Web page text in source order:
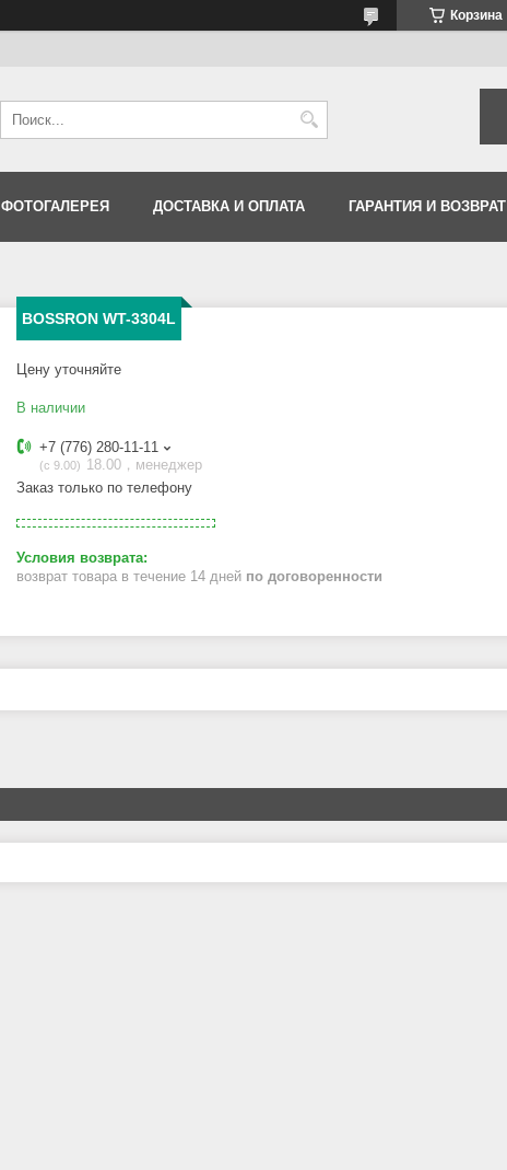
Корзина
ФОТОГАЛЕРЕЯ ДОСТАВКА И ОПЛАТА ГАРАНТИЯ И ВОЗВРАТ
BOSSRON WT-3304L
Цену уточняйте
В наличии
+7 (776) 280-11-11
с 9.00
18.00，менеджер
Заказ только по телефону
возврат товара в течение 14 дней по договоренности